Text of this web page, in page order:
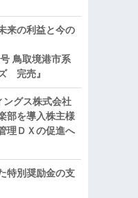
来の利益と今の
鳥取境港市系
完売』
ングス株式会社
部を導入株主様
理ＤＸの促進へ
特別奨励金の支